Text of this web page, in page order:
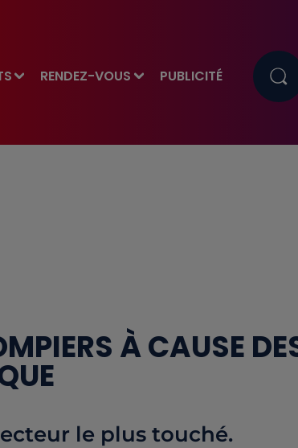
RENDEZ-VOUS PUBLICITÉ
À CAUSE
le plus touché.